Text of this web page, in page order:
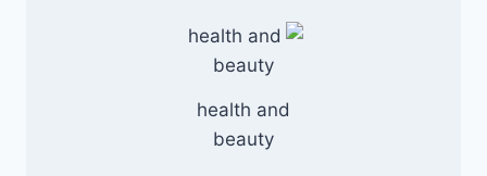
health and
beauty